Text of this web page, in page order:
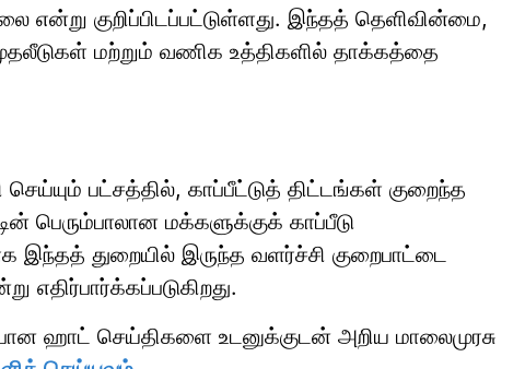
என்று குறிப்பிடப்பட்டுள்ளது. இந்தத் தெளிவின்மை,
மற்றும் வணிக உத்திகளில் தாக்கத்தை
பட்சத்தில், காப்பீட்டுத் திட்டங்கள் குறைந்த
பெரும்பாலான மக்களுக்குக் காப்பீடு
துறையில் இருந்த வளர்ச்சி குறைபாட்டை
எதிர்பார்க்கப்படுகிறது.
ஹாட் செய்திகளை உடனுக்குடன் அறிய மாலைமுரசு